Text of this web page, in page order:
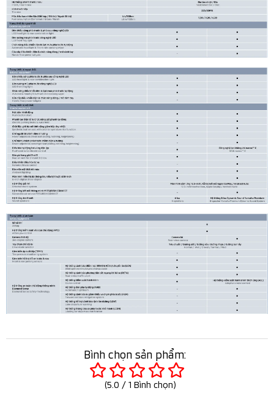
Bình chọn sản phẩm:
(5.0 / 1 Bình chọn)